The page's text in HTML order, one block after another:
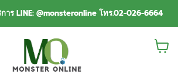
าร LINE: @monsteronline โทร.02-026-6664
View